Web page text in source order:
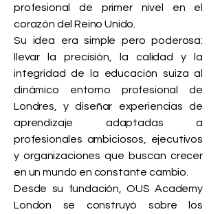
profesional de primer nivel en el
corazón del Reino Unido.
Su idea era simple pero poderosa:
llevar la precisión, la calidad y la
integridad de la educación suiza al
dinámico entorno profesional de
Londres, y diseñar experiencias de
aprendizaje adaptadas a
profesionales ambiciosos, ejecutivos
y organizaciones que buscan crecer
en un mundo en constante cambio.
Desde su fundación, OUS Academy
London se construyó sobre los